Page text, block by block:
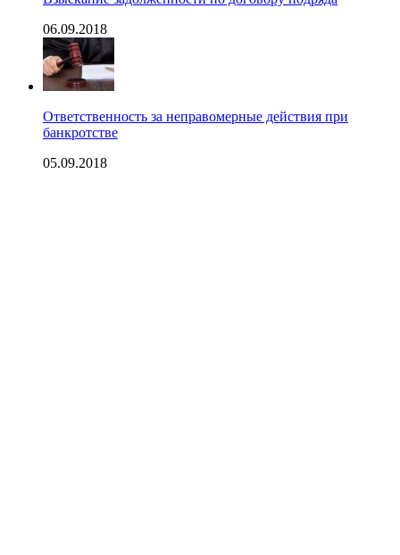
06.09.2018
Ответственность за неправомерные действия при
банкротстве
05.09.2018